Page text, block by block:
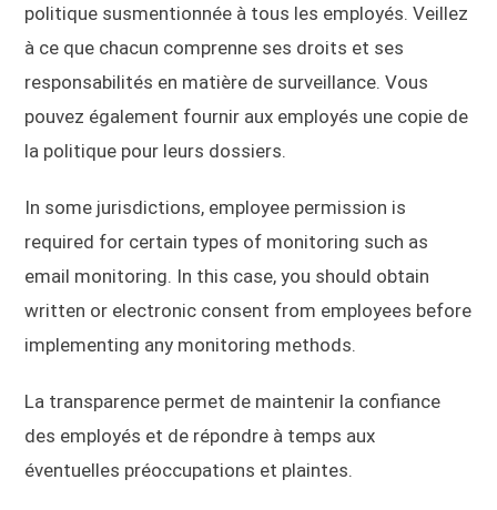
politique susmentionnée à tous les employés. Veillez
à ce que chacun comprenne ses droits et ses
responsabilités en matière de surveillance. Vous
pouvez également fournir aux employés une copie de
la politique pour leurs dossiers.
In some jurisdictions, employee permission is
required for certain types of monitoring such as
email monitoring. In this case, you should obtain
written or electronic consent from employees before
implementing any monitoring methods.
La transparence permet de maintenir la confiance
des employés et de répondre à temps aux
éventuelles préoccupations et plaintes.